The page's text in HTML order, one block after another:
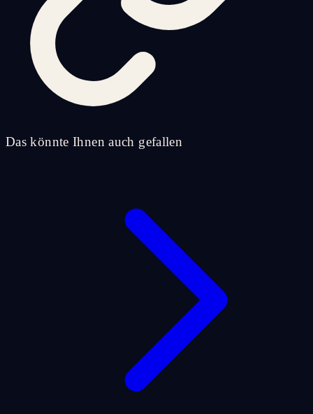
Das könnte Ihnen auch gefallen